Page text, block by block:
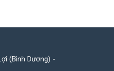
(Bình Dương) -